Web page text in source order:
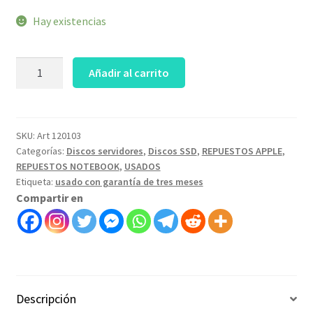
Hay existencias
1Tb
para
Pc
mini
pc
mac
pro
notebooks
Añadir al carrito
SKU: Art 120103
Categorías: Discos servidores, Discos SSD, REPUESTOS APPLE,
REPUESTOS NOTEBOOK, USADOS
Etiqueta: usado con garantía de tres meses
Compartir en
Descripción